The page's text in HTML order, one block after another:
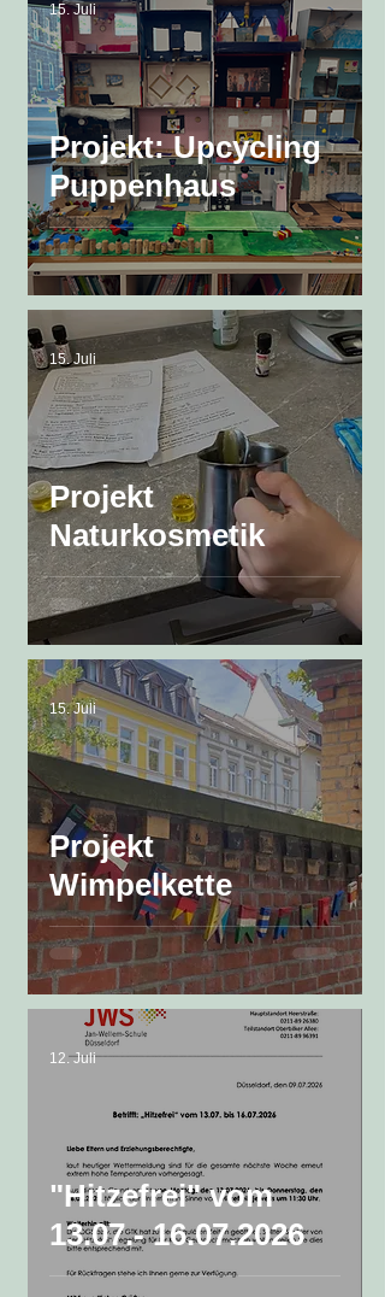
Projekt: Upcycling
Puppenhaus
15. Juli
Projekt
Naturkosmetik
15. Juli
Projekt
Wimpelkette
15. Juli
"Hitzefrei" vom
13.07.- 16.07.2026
12. Juli